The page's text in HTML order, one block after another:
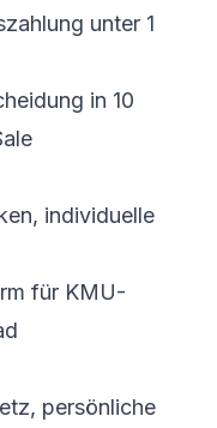
unter 1
in 10
individuelle
für KMU-
persönliche